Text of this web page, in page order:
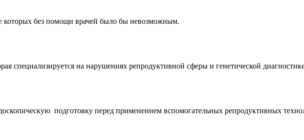
которых без помощи врачей было бы невозможным.
специализируется на нарушениях репродуктивной сферы и генетической
подготовку перед применением вспомогательных репродуктивных